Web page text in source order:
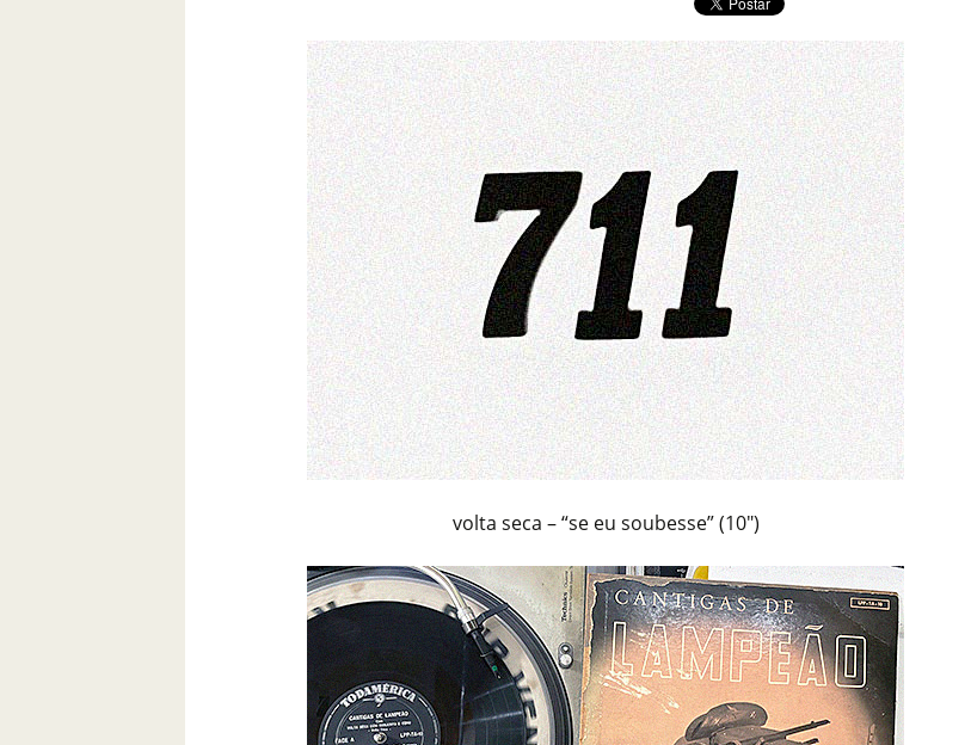
volta seca – “se eu soubesse” (10″)